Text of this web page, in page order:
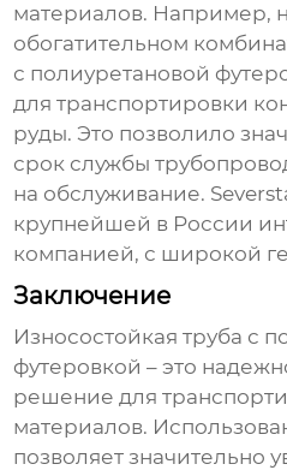
материалов. Например,
обогатительном
с полиуретановой
для транспортировки
руды. Это позволило
срок службы
на обслуживание.
крупнейшей в России
компанией, с широкой
Заключение
Износостойкая труба с
футеровкой – это
решение для
материалов.
позволяет значительно